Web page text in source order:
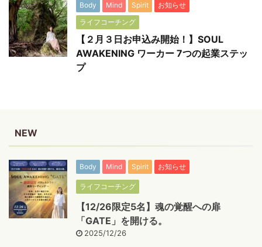
Body Mind Spirit
お知らせ
ライフコーチング
【２月３日お申込み開始！】SOUL
AWAKENING ワーカー 7つの起業ステッ
プ
NEW
Body Mind Spirit お知らせ
ライフコーチング
【12/26限定5名】魂の覚醒への扉
「GATE」を開ける。
2025/12/26